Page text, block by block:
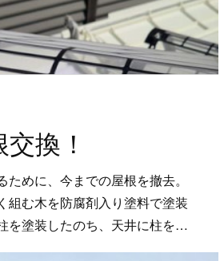
換！
めに、今までの屋根を撤去。
組む木を防腐剤入り塗料で塗装
を塗装したのち、天井に柱を…